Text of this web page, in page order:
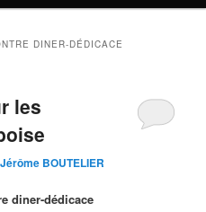
DINER-DÉDICACE
les
Jérôme BOUTELIER
diner-dédicace